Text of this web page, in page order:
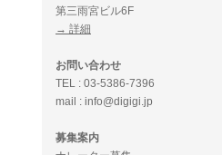
第三雨宮ビル6F
→ 詳細
お問い合わせ
TEL : 03-5386-7396
mail : info@digigi.jp
募集案内